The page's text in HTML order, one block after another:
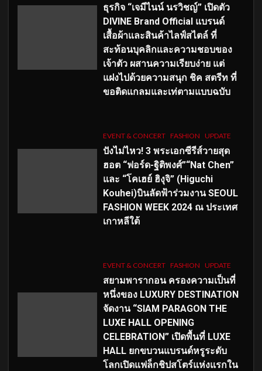
ธุรกิจ “เจมีไนน์ นรวิชญ์” เปิดตัว
DIVINE Brand Official แบรนด์
เสื้อผ้าและสินค้าไลฟ์สไตล์ ที่
สะท้อนบุคลิกและความชอบของ
เจ้าตัว ผสานความเรียบง่าย แต่
แฝงไปด้วยความสนุก ชิค สตรีท ที่
ขอติดแกลมและเท่ตามแบบฉบับ
EVENT & CONCERT FASHION UPDATE
ปังไม่ไหว! 3 พระเอกซีรีส์วายสุด
ฮอต “ฟอร์ด-ฐิติพงศ์”“Nat Chen”
และ “โคเฮย์ ฮิงุจิ” (Higuchi
Kouhei)บินลัดฟ้าร่วมงาน SEOUL
FASHION WEEK 2024 ณ ประเทศ
เกาหลีใต้
EVENT & CONCERT FASHION UPDATE
สยามพารากอน ครองความเป็นที่
หนึ่งของ LUXURY DESTINATION
จัดงาน “SIAM PARAGON THE
LUXE HALL OPENING
CELEBRATION” เปิดพื้นที่ LUXE
HALL ยกขบวนแบรนด์หรูระดับ
โลกเปิดแฟล็กชิปสโตร์แห่งแรกใน